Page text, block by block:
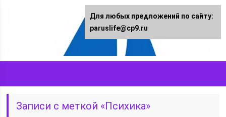
Записи с меткой «Психика»
Для любых предложений по сайту:
paruslife@cp9.ru